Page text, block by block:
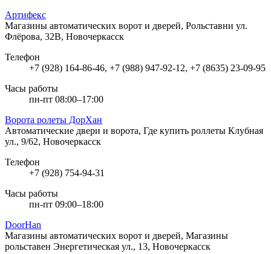
Артифекс
Магазины автоматических ворот и дверей, Рольставни ул.
Флёрова, 32В, Новочеркасск
Телефон
+7 (928) 164-86-46, +7 (988) 947-92-12, +7 (8635) 23-09-95
Часы работы
пн-пт 08:00–17:00
Ворота ролеты ДорХан
Автоматические двери и ворота, Где купить роллеты Клубная
ул., 9/62, Новочеркасск
Телефон
+7 (928) 754-94-31
Часы работы
пн-пт 09:00–18:00
DoorHan
Магазины автоматических ворот и дверей, Магазины
рольставен Энергетическая ул., 13, Новочеркасск